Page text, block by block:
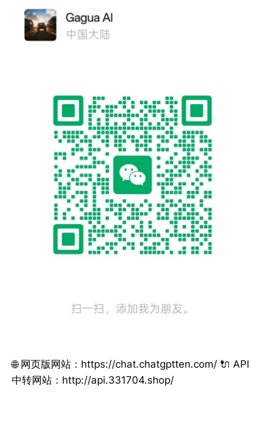
🌐 网页版网站：https://chat.chatgptten.com/ 🔌 API
中转网站：http://api.331704.shop/